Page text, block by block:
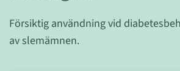
Försiktig användning vid
av slemämnen.